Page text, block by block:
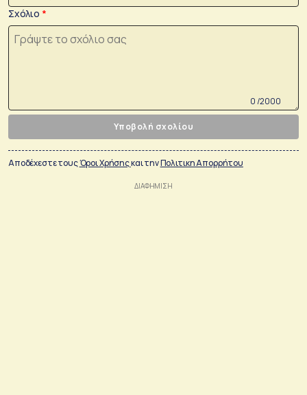
Σχόλιο
0 /2000
Υποβολή σχολίου
Αποδέχεστε τουςΌροι Χρήσηςκαι τηνΠολιτικη Απορρήτου